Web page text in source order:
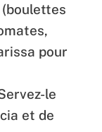
pour
le
et de